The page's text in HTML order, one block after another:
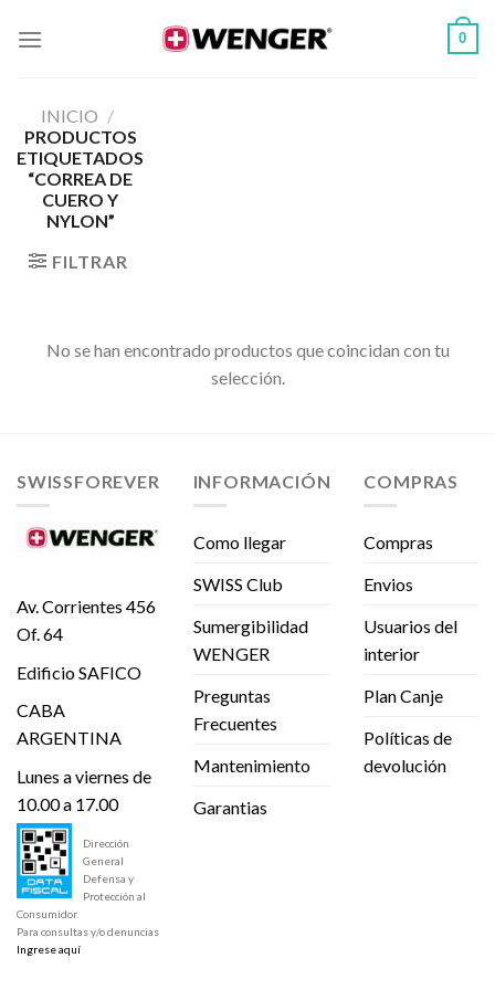
0
INICIO /
PRODUCTOS
ETIQUETADOS
“CORREA DE
CUERO Y
NYLON”
FILTRAR
No se han encontrado productos que coincidan con tu
selección.
SWISSFOREVER
Av. Corrientes 456
Of. 64
Edificio SAFICO
CABA
ARGENTINA
Lunes a viernes de
10.00 a 17.00
Dirección
General
Defensa y
Protección al
Consumidor.
Para consultas y/o denuncias
Ingrese aquí
INFORMACIÓN
Como llegar
SWISS Club
Sumergibilidad
WENGER
Preguntas
Frecuentes
Mantenimiento
Garantias
COMPRAS
Compras
Envios
Usuarios del
interior
Plan Canje
Políticas de
devolución